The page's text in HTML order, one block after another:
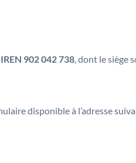
902 042 738, dont le siège
disponible à l’adresse